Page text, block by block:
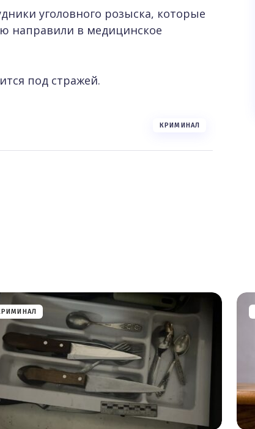
уголовного розыска, которые
направили в медицинское
под стражей.
КРИМИНАЛ